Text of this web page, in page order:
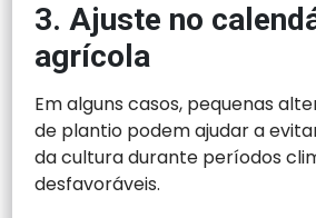
3. Ajuste no
agrícola
Em alguns casos, pequenas
de plantio podem ajudar a
da cultura durante períodos
desfavoráveis.